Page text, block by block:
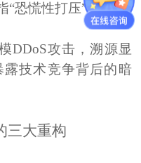
“恐慌性打压”。
DDoS攻击，溯源显
技术竞争背后的暗
三大重构